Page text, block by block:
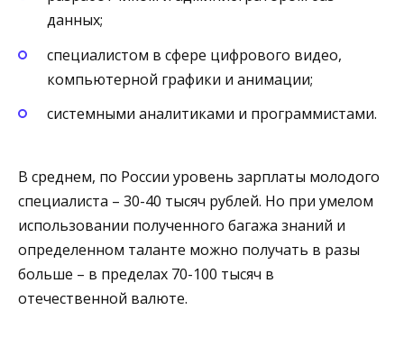
данных;
специалистом в сфере цифрового видео,
компьютерной графики и анимации;
системными аналитиками и программистами.
В среднем, по России уровень зарплаты молодого
специалиста – 30-40 тысяч рублей. Но при умелом
использовании полученного багажа знаний и
определенном таланте можно получать в разы
больше – в пределах 70-100 тысяч в
отечественной валюте.